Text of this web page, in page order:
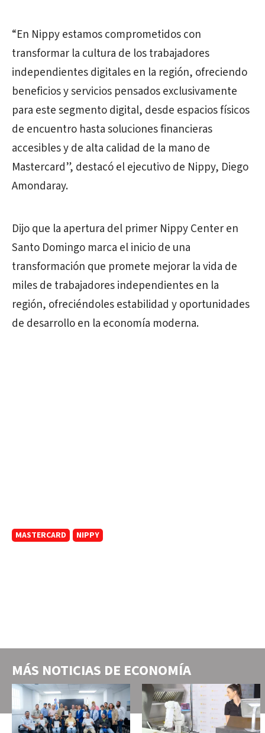
“En Nippy estamos comprometidos con
transformar la cultura de los trabajadores
independientes digitales en la región, ofreciendo
beneficios y servicios pensados exclusivamente
para este segmento digital, desde espacios físicos
de encuentro hasta soluciones financieras
accesibles y de alta calidad de la mano de
Mastercard”, destacó el ejecutivo de Nippy, Diego
Amondaray.
Dijo que la apertura del primer Nippy Center en
Santo Domingo marca el inicio de una
transformación que promete mejorar la vida de
miles de trabajadores independientes en la
región, ofreciéndoles estabilidad y oportunidades
de desarrollo en la economía moderna.
MASTERCARD NIPPY
MÁS NOTICIAS DE ECONOMÍA